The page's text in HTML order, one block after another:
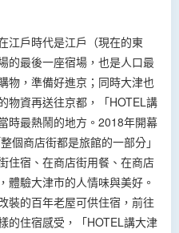
江戶時代是江戶（現在的東
的最後一座宿場，也是人口最
物，準備好進京；同時大津也
物資再送往京都，「HOTEL講
時最熱鬧的地方。2018年開幕
個商店街都是旅館的一部分」
住宿、在商店街用餐、在商店
體驗大津市的人情味與美好。
裝的百年老屋可供住宿，前往
的住宿感受，「HOTEL講大津